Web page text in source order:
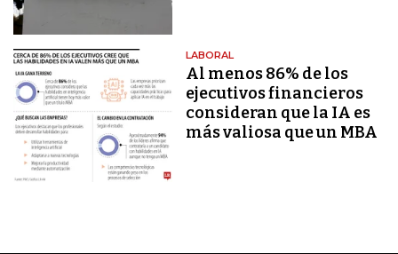
LABORAL
Al menos 86% de los
ejecutivos financieros
consideran que la IA es
más valiosa que un MBA